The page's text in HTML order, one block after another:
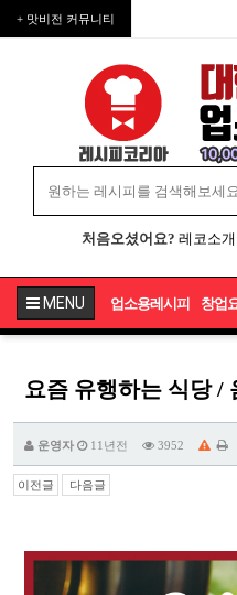
+ 맛비전 커뮤니티
처음오셨어요? 레코소개
MENU 업소용레시피 창업
요즘 유행하는 식당 /
운영자 11년전 3952
이전글 다음글